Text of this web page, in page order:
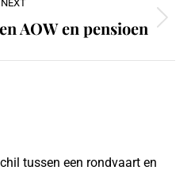
NEXT
Next
AOW en pensioen
tussen een rondvaart en